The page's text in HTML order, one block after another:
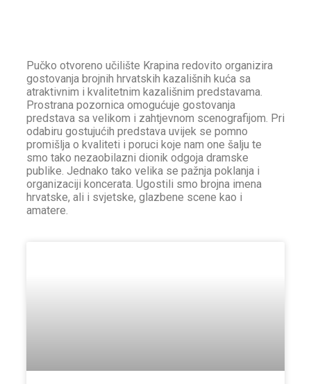
Pučko otvoreno učilište Krapina redovito organizira
gostovanja brojnih hrvatskih kazališnih kuća sa
atraktivnim i kvalitetnim kazališnim predstavama.
Prostrana pozornica omogućuje gostovanja
predstava sa velikom i zahtjevnom scenografijom. Pri
odabiru gostujućih predstava uvijek se pomno
promišlja o kvaliteti i poruci koje nam one šalju te
smo tako nezaobilazni dionik odgoja dramske
publike. Jednako tako velika se pažnja poklanja i
organizaciji koncerata. Ugostili smo brojna imena
hrvatske, ali i svjetske, glazbene scene kao i
amatere.